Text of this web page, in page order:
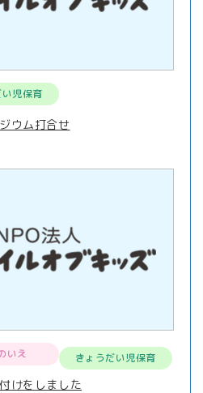
児保育
ウム打合せ
いえ きょうだい児保育
けをしました